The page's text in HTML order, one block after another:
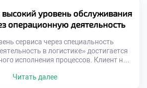
приоритетом современного
операции требуют высокой
Физическая нагрузка […]
высокий уровень обслуживания
операционную деятельность
сервиса через специальность
в логистике» достигается
исполнения процессов. Клиент не
Логистика является главным
Читать далее